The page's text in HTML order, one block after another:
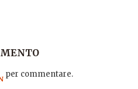
per commentare.